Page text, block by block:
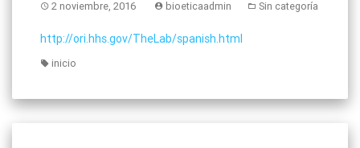
2 noviembre, 2016 bioeticaadmin Sin categoría
http://ori.hhs.gov/TheLab/spanish.html
inicio